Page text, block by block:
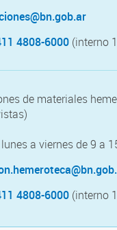
4808-6000 (interno
de materiales
a viernes de 9 a
4808-6000 (interno